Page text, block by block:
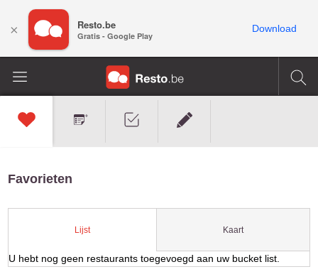
Favorieten
Lijst Kaart
U hebt nog geen restaurants toegevoegd aan uw bucket list.
× Resto.be
Gratis - Google Play
Download